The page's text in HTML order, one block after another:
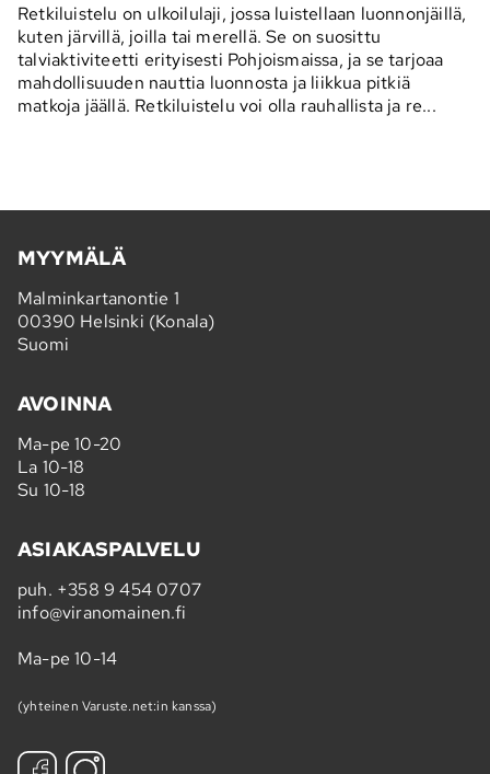
Retkiluistelu on ulkoilulaji, jossa luistellaan luonnonjäillä,
kuten järvillä, joilla tai merellä. Se on suosittu
talviaktiviteetti erityisesti Pohjoismaissa, ja se tarjoaa
mahdollisuuden nauttia luonnosta ja liikkua pitkiä
matkoja jäällä. Retkiluistelu voi olla rauhallista ja re...
MYYMÄLÄ
Malminkartanontie 1
00390 Helsinki (Konala)
Suomi
AVOINNA
Ma-pe 10-20
La 10-18
Su 10-18
ASIAKASPALVELU
puh. +358 9 454 0707
info@viranomainen.fi
Ma-pe 10-14
(yhteinen Varuste.net:in kanssa)